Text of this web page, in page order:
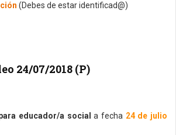
(Debes de estar identificad@)
24/07/2018 (P)
educador/a sociala fecha 24 de julio